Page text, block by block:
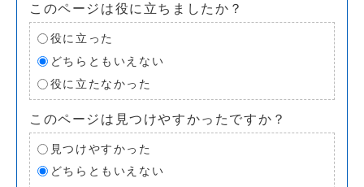
このページは役に立ちましたか？
役に立った
どちらともいえない
役に立たなかった
このページは見つけやすかったですか？
見つけやすかった
どちらともいえない